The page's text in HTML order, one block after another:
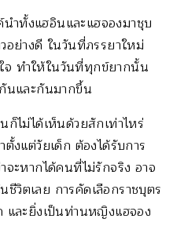
ำทั้งแฮอินและแฮจองมาชุบ
อย่างดี ในวันที่ภรรยาใหม่
จ ทำให้ในวันที่ทุกข์ยากนั้น
นและกันมากขึ้น
ไม่ได้เห็นด้วยสักเท่าไหร่
ตั้งแต่วัยเด็ก ต้องได้รับการ
ะหากได้คนที่ไม่รักจริง อาจ
วิตเลย การคัดเลือกราชบุตร
และยิ่งเป็นท่านหญิงแฮจอง